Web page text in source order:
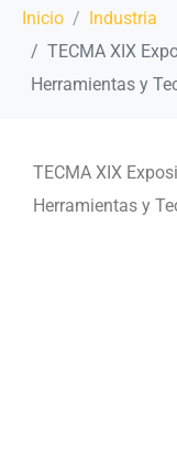
Inicio
Industria
TECMA XIX
Herramientas y
TECMA XIX
Herramientas y